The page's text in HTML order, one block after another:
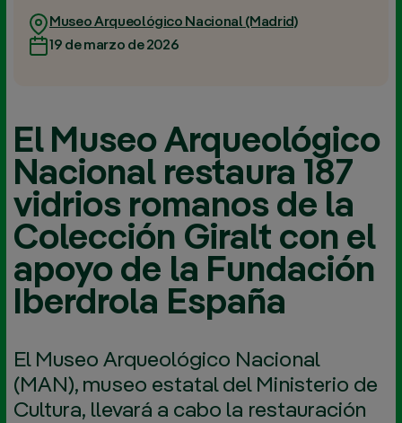
Museo Arqueológico Nacional (Madrid)
19 de marzo de 2026
El Museo Arqueológico
Nacional restaura 187
vidrios romanos de la
Colección Giralt con el
apoyo de la Fundación
Iberdrola España
El Museo Arqueológico Nacional
(MAN), museo estatal del Ministerio de
Cultura, llevará a cabo la restauración